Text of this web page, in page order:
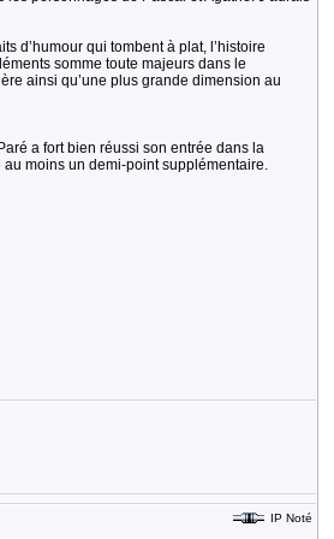
d’humour qui tombent à plat, l’histoire
somme toute majeurs dans le
ainsi qu’une plus grande dimension au
a fort bien réussi son entrée dans la
moins un demi-point supplémentaire.
IP Noté